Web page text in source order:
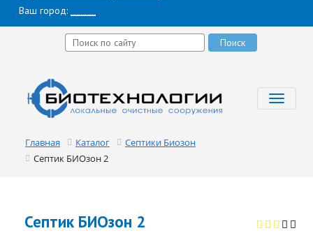
Ваш город:
Главная Каталог
Септики Биозон
Септик БИОзон 2
Септик БИОзон 2